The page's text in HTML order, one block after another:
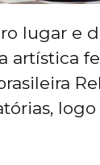
lugar e
artística